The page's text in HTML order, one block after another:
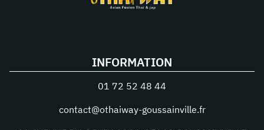
INFORMATION
01 72 52 48 44
contact@othaiway-goussainville.fr